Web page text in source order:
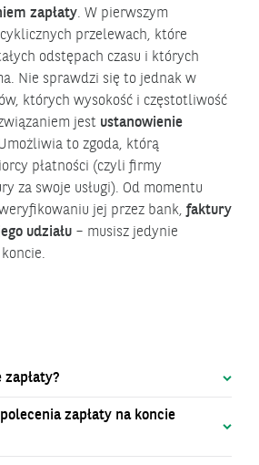
zapłaty. W pierwszym
przelewach, które
odstępach czasu i których
Nie sprawdzi się to jednak w
których wysokość i częstotliwość
jest ustanowienie
to zgoda, którą
płatności (czyli firmy
za swoje usługi). Od momentu
jej przez bank, faktury
udziału – musisz jedynie
zapłaty?
cyklicznych płatności, w której
obciążane co jakiś
zapłaty na koncie